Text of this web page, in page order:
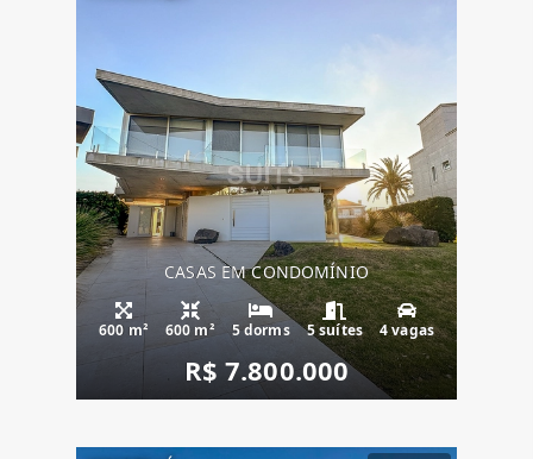
CASAS EM CONDOMÍNIO
600 m² 600 m² 5 dorms 5 suítes 4 vagas
R$ 7.800.000